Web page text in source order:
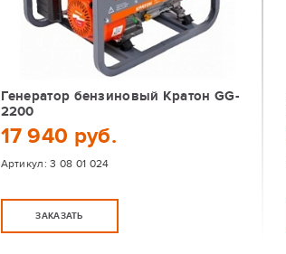
Генератор бензиновый Кратон GG-
2200
17 940 руб.
Артикул:3 08 01 024
ЗАКАЗАТЬ